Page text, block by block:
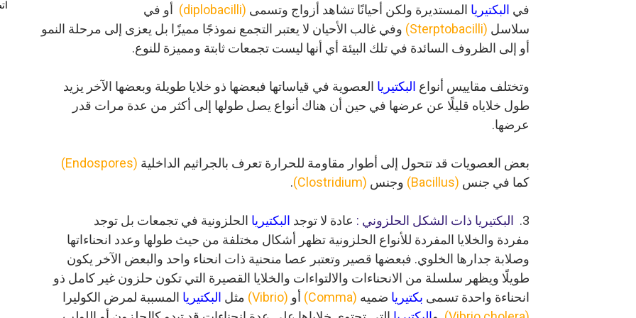
في البكتيريا المستديرة ولكن أحيانًا تشاهد أزواج وتسمى (diplobacilli)
أو في
سلاسل (Sterptobacilli)
وفي غالب الأحيان لا يعتبر التجمع نموذجًا مميزًا بل يعزى إلى مرحلة النمو
أو إلى الظروف السائدة في تلك البيئة أي أنها ليست تجمعات ثابتة ومميزة للنوع.
وتختلف مقاييس أنواع البكتيريا العصوية في قياساتها فبعضها ذو خلايا طويلة وبعضها الآخر يزيد
طول خلاياه قليلًا عن عرضها في حين أن هناك أنواع يصل طولها إلى أكثر من عدة مرات قدر
عرضها.
بعض العصويات قد تتحول إلى أطوار مقاومة للحرارة تعرف بالجراثيم الداخلية (Endospores)
كما في جنس (Bacillus) وجنس (Clostridium)
.
3. البكتيريا ذات الشكل الحلزوني : عادة لا توجد البكتيريا الحلزونية في تجمعات بل توجد
مفردة والخلايا المفردة للأنواع الحلزونية تظهر أشكال مختلفة من حيث طولها وعدد انحناءاتها
وصلابة جدارها الخلوي. فبعضها قصير وتعتبر عصا منحنية ذات انحناء واحد والبعض الآخر يكون
طويلًا ويظهر سلسلة من الانحناءات والالتواءات والخلايا القصيرة التي تكون حلزون غير كامل ذو
انحناءة واحدة تسمى بكتيريا ضميه (Comma) أو (Vibrio) مثل البكتيريا المسببة لمرض الكوليرا